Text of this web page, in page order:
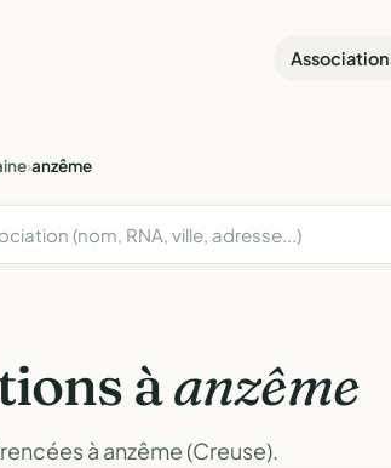
›anzême
àanzême
à anzême (Creuse).